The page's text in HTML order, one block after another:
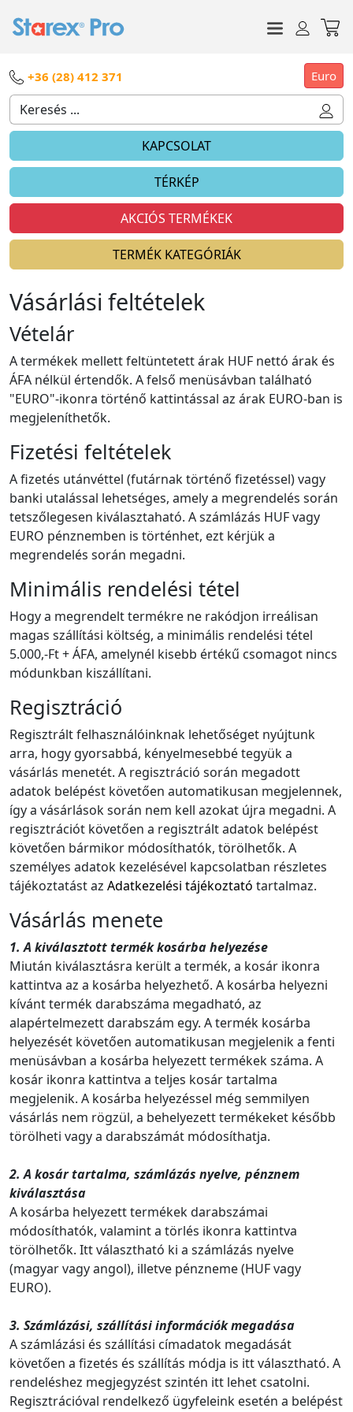
+36 (28) 412 371 Euro
KAPCSOLAT
TÉRKÉP
AKCIÓS TERMÉKEK
TERMÉK KATEGÓRIÁK
Vásárlási feltételek
Vételár
A termékek mellett feltüntetett árak HUF nettó árak és
ÁFA nélkül értendők. A felső menüsávban található
"EURO"-ikonra történő kattintással az árak EURO-ban is
megjeleníthetők.
Fizetési feltételek
A fizetés utánvéttel (futárnak történő fizetéssel) vagy
banki utalással lehetséges, amely a megrendelés során
tetszőlegesen kiválasztaható. A számlázás HUF vagy
EURO pénznemben is történhet, ezt kérjük a
megrendelés során megadni.
Minimális rendelési tétel
Hogy a megrendelt termékre ne rakódjon irreálisan
magas szállítási költség, a minimális rendelési tétel
5.000,-Ft + ÁFA, amelynél kisebb értékű csomagot nincs
módunkban kiszállítani.
Regisztráció
Regisztrált felhasználóinknak lehetőséget nyújtunk
arra, hogy gyorsabbá, kényelmesebbé tegyük a
vásárlás menetét. A regisztráció során megadott
adatok belépést követően automatikusan megjelennek,
így a vásárlások során nem kell azokat újra megadni. A
regisztrációt követően a regisztrált adatok belépést
követően bármikor módosíthatók, törölhetők. A
személyes adatok kezelésével kapcsolatban részletes
tájékoztatást az Adatkezelési tájékoztató tartalmaz.
Vásárlás menete
1. A kiválasztott termék kosárba helyezése
Miután kiválasztásra került a termék, a kosár ikonra
kattintva az a kosárba helyezhető. A kosárba helyezni
kívánt termék darabszáma megadható, az
alapértelmezett darabszám egy. A termék kosárba
helyezését követően automatikusan megjelenik a fenti
menüsávban a kosárba helyezett termékek száma. A
kosár ikonra kattintva a teljes kosár tartalma
megjelenik. A kosárba helyezéssel még semmilyen
vásárlás nem rögzül, a behelyezett termékeket később
törölheti vagy a darabszámát módosíthatja.
2. A kosár tartalma, számlázás nyelve, pénznem
kiválasztása
A kosárba helyezett termékek darabszámai
módosíthatók, valamint a törlés ikonra kattintva
törölhetők. Itt választható ki a számlázás nyelve
(magyar vagy angol), illetve pénzneme (HUF vagy
EURO).
3. Számlázási, szállítási információk megadása
A számlázási és szállítási címadatok megadását
követően a fizetés és szállítás módja is itt választható. A
rendeléshez megjegyzést szintén itt lehet csatolni.
Regisztrációval rendelkező ügyfeleink esetén a belépést